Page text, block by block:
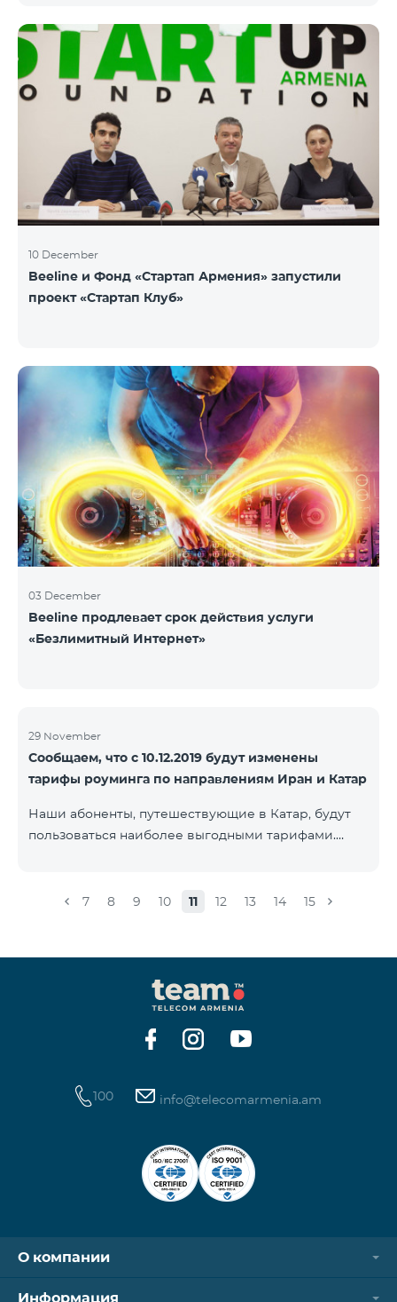
10 December
Beeline и Фонд «Стартап Армения» запустили
проект «Стартап Клуб»
03 December
Beeline продлевает срок действия услуги
«Безлимитный Интернет»
29 November
Сообщаем, что с 10.12.2019 будут изменены
тарифы роуминга по направлениям Иран и Катар
Наши абоненты, путешествующие в Катар, будут
пользоваться наиболее выгодными тарифами.
одной минуты локальных звонков - 500 драм,
минуты международных звонков 1700 драм.
Стоимость одного МБ для абонентов постоплатной
системы составит 50 драм, а для предоплатных
абонентов, при первой попытке пользования
7 8 9 10 11 12 13 14 15
100 info@telecomarmenia.am
О компании
Информация